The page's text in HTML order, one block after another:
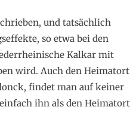
und tatsächlich
so etwa bei den
Kalkar mit
wird. Auch den Heimatort
findet man auf keiner
ihn als den Heimatort